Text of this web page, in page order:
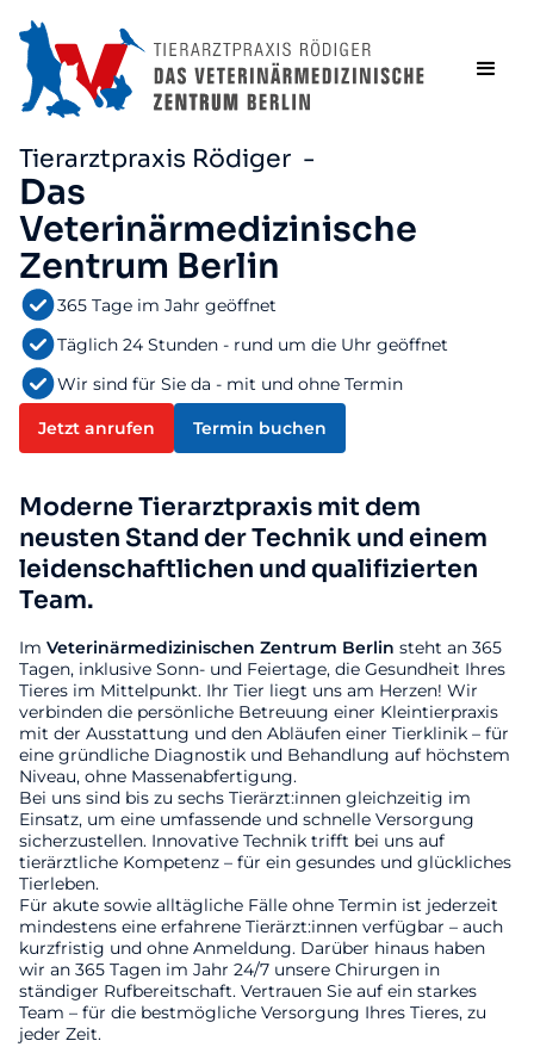
Tierarztpraxis Rödiger -
Das
Veterinärmedizinische
Zentrum Berlin
365 Tage im Jahr geöffnet
Täglich 24 Stunden - rund um die Uhr geöffnet
Wir sind für Sie da - mit und ohne Termin
Jetzt anrufen Termin buchen
Moderne Tierarztpraxis mit dem
neusten Stand der Technik und einem
leidenschaftlichen und qualifizierten
Team.
Im Veterinärmedizinischen Zentrum Berlin steht an 365
Tagen, inklusive Sonn- und Feiertage, die Gesundheit Ihres
Tieres im Mittelpunkt. Ihr Tier liegt uns am Herzen! Wir
verbinden die persönliche Betreuung einer Kleintierpraxis
mit der Ausstattung und den Abläufen einer Tierklinik – für
eine gründliche Diagnostik und Behandlung auf höchstem
Niveau, ohne Massenabfertigung.
Bei uns sind bis zu sechs Tierärzt:innen gleichzeitig im
Einsatz, um eine umfassende und schnelle Versorgung
sicherzustellen. Innovative Technik trifft bei uns auf
tierärztliche Kompetenz – für ein gesundes und glückliches
Tierleben.
Für akute sowie alltägliche Fälle ohne Termin ist jederzeit
mindestens eine erfahrene Tierärzt:innen verfügbar – auch
kurzfristig und ohne Anmeldung. Darüber hinaus haben
wir an 365 Tagen im Jahr 24/7 unsere Chirurgen in
ständiger Rufbereitschaft. Vertrauen Sie auf ein starkes
Team – für die bestmögliche Versorgung Ihres Tieres, zu
jeder Zeit.